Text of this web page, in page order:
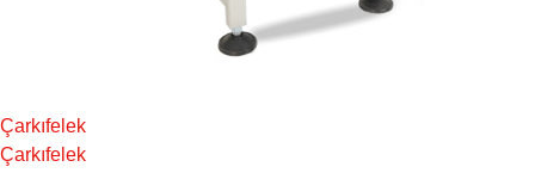
Çarkıfelek
Çarkıfelek